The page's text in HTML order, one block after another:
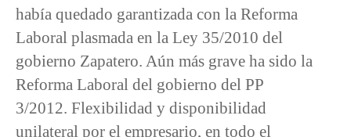
había quedado garantizada con la Reforma
Laboral plasmada en la Ley 35/2010 del
gobierno Zapatero. Aún más grave ha sido la
Reforma Laboral del gobierno del PP
3/2012. Flexibilidad y disponibilidad
unilateral por el empresario, en todo el